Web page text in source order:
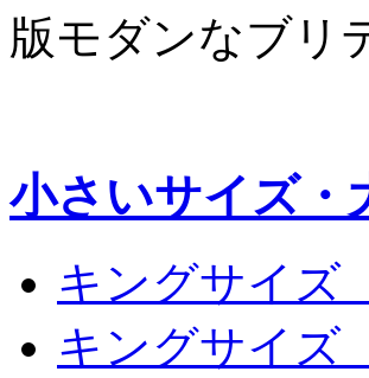
版モダンなブリ
小さいサイズ・
キングサイ
キングサイ